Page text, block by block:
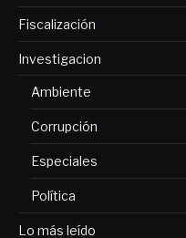
Fiscalización
Investigacion
Ambiente
Corrupción
Especiales
Política
Lo más leído